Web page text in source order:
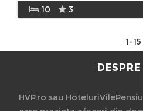
10 3
1-
HVP.ro sau